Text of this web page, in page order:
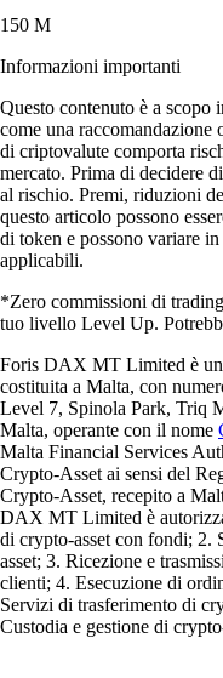
150 M
Informazioni importanti
Questo contenuto è a scopo
come una
di criptovalute comporta
mercato. Prima di decidere
al rischio. Premi, riduzioni
questo articolo possono
di token e possono variare
applicabili.
*Zero commissioni di
tuo livello Level Up.
Foris DAX MT Limited è
costituita a Malta, con
Level 7, Spinola Park, Triq
Malta, operante con il nome
Malta Financial Services
Crypto-Asset ai sensi del
Crypto-Asset, recepito a
DAX MT Limited è
di crypto-asset con fondi; 2.
asset; 3. Ricezione e
clienti; 4. Esecuzione di
Servizi di trasferimento di
Custodia e gestione di